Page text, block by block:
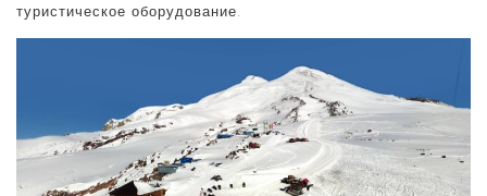
туристическое оборудование.